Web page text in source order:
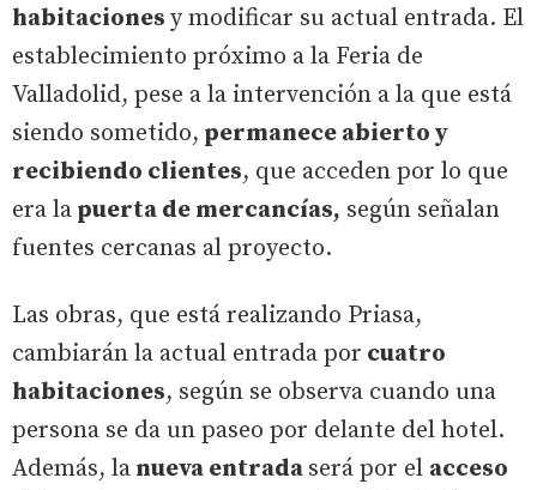
habitaciones y modificar su actual entrada. El
establecimiento próximo a la Feria de
Valladolid, pese a la intervención a la que está
siendo sometido, permanece abierto y
recibiendo clientes, que acceden por lo que
era la puerta de mercancías, según señalan
fuentes cercanas al proyecto.
Las obras, que está realizando Priasa,
cambiarán la actual entrada por cuatro
habitaciones, según se observa cuando una
persona se da un paseo por delante del hotel.
Además, la nueva entrada será por el acceso